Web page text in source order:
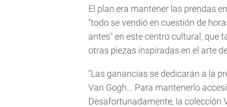
El plan era mantener las prendas
"todo se vendió en cuestión de
antes" en este centro cultural, que
otras piezas inspiradas en el arte
"Las ganancias se dedicarán a la
Van Gogh... Para mantenerlo
Desafortunadamente, la colección